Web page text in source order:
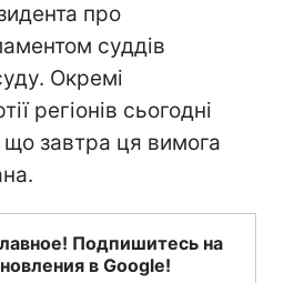
про
суддів
Окремі
регіонів сьогодні
завтра ця вимога
Подпишитесь на
в Google!